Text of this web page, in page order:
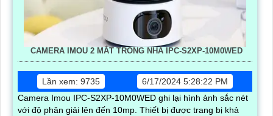
CAMERA IMOU 2 MẮT TRONG NHÀ IPC-S2XP-10M0WED
Lần xem: 9735
6/17/2024 5:28:22 PM
Camera Imou IPC-S2XP-10M0WED ghi lại hình ảnh sắc nét
với độ phân giải lên đến 10mp. Thiết bị được trang bị khả